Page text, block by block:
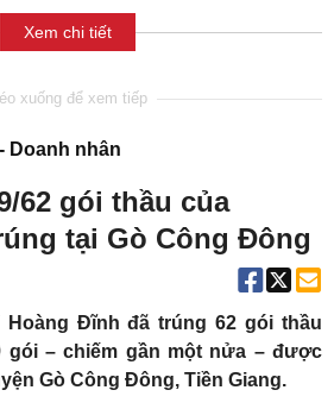
Xem chi tiết
Doanh nhân
62 gói thầu của
tại Gò Công Đông
Hoàng Đĩnh đã trúng 62 gói thầu
gói – chiếm gần một nửa – được
Gò Công Đông, Tiền Giang.